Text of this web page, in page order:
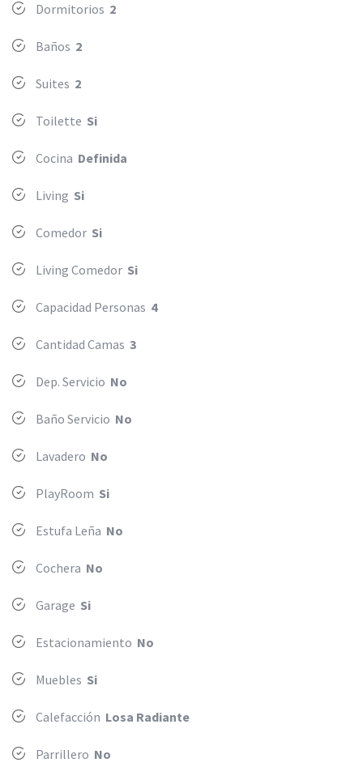
Dormitorios 2
Baños 2
Suites 2
Toilette Si
Cocina Definida
Living Si
Comedor Si
Living Comedor Si
Capacidad Personas 4
Cantidad Camas 3
Dep. Servicio No
Baño Servicio No
Lavadero No
PlayRoom Si
Estufa Leña No
Cochera No
Garage Si
Estacionamiento No
Muebles Si
Calefacción Losa Radiante
Parrillero No